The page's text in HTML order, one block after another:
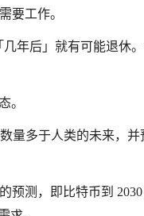
要工作。
年后」就有可能退休
。
量多于人类的未来，
预测，即比特币到